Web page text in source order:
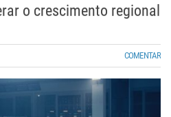
o crescimento regional
COMENTAR